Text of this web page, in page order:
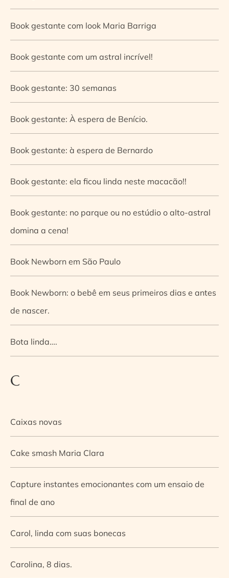
Book gestante com look Maria Barriga
Book gestante com um astral incrível!
Book gestante: 30 semanas
Book gestante: À espera de Benício.
Book gestante: à espera de Bernardo
Book gestante: ela ficou linda neste macacão!!
Book gestante: no parque ou no estúdio o alto-astral
domina a cena!
Book Newborn em São Paulo
Book Newborn: o bebê em seus primeiros dias e antes
de nascer.
Bota linda….
C
Caixas novas
Cake smash Maria Clara
Capture instantes emocionantes com um ensaio de
final de ano
Carol, linda com suas bonecas
Carolina, 8 dias.